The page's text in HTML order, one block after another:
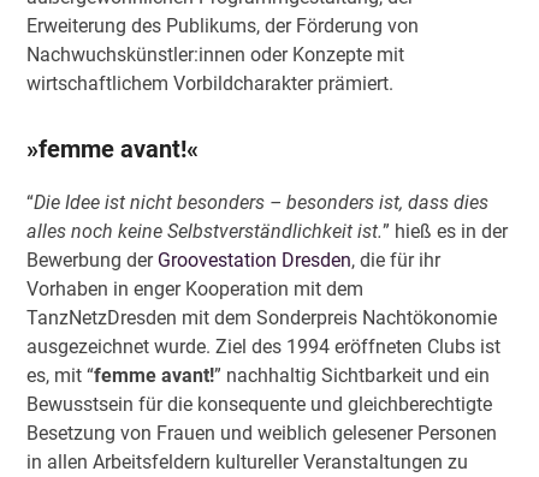
Erweiterung des Publikums, der Förderung von
Nachwuchskünstler:innen oder Konzepte mit
wirtschaftlichem Vorbildcharakter prämiert.
»femme avant!«
“Die Idee ist nicht besonders – besonders ist, dass dies
alles noch keine Selbstverständlichkeit ist.” hieß es in der
Bewerbung der Groovestation Dresden, die für ihr
Vorhaben in enger Kooperation mit dem
TanzNetzDresden mit dem Sonderpreis Nachtökonomie
ausgezeichnet wurde. Ziel des 1994 eröffneten Clubs ist
es, mit “femme avant!” nachhaltig Sichtbarkeit und ein
Bewusstsein für die konsequente und gleichberechtigte
Besetzung von Frauen und weiblich gelesener Personen
in allen Arbeitsfeldern kultureller Veranstaltungen zu